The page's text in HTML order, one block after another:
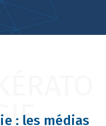
: les médias